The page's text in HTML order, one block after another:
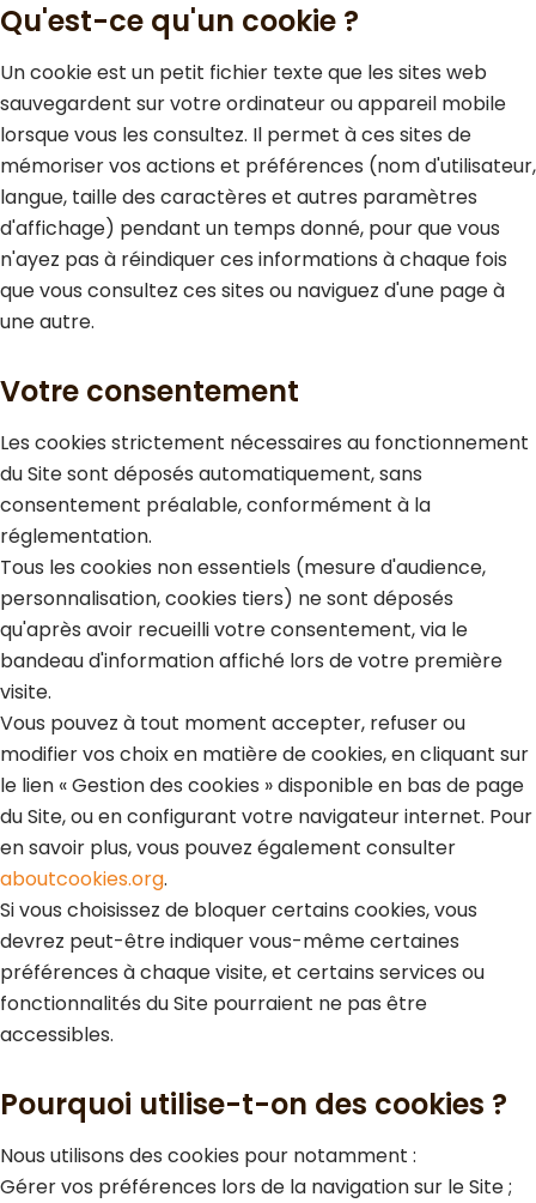
Qu'est-ce qu'un cookie ?
Un cookie est un petit fichier texte que les sites web
sauvegardent sur votre ordinateur ou appareil mobile
lorsque vous les consultez. Il permet à ces sites de
mémoriser vos actions et préférences (nom d'utilisateur,
langue, taille des caractères et autres paramètres
d'affichage) pendant un temps donné, pour que vous
n'ayez pas à réindiquer ces informations à chaque fois
que vous consultez ces sites ou naviguez d'une page à
une autre.
Votre consentement
Les cookies strictement nécessaires au fonctionnement
du Site sont déposés automatiquement, sans
consentement préalable, conformément à la
réglementation.
Tous les cookies non essentiels (mesure d'audience,
personnalisation, cookies tiers) ne sont déposés
qu'après avoir recueilli votre consentement, via le
bandeau d'information affiché lors de votre première
visite.
Vous pouvez à tout moment accepter, refuser ou
modifier vos choix en matière de cookies, en cliquant sur
le lien « Gestion des cookies » disponible en bas de page
du Site, ou en configurant votre navigateur internet. Pour
en savoir plus, vous pouvez également consulter
aboutcookies.org.
Si vous choisissez de bloquer certains cookies, vous
devrez peut-être indiquer vous-même certaines
préférences à chaque visite, et certains services ou
fonctionnalités du Site pourraient ne pas être
accessibles.
Pourquoi utilise-t-on des cookies ?
Nous utilisons des cookies pour notamment :
Gérer vos préférences lors de la navigation sur le Site ;